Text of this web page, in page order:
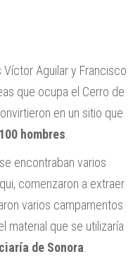
Víctor Aguilar y Francisco
que ocupa el Cerro de
en un sitio que
100 hombres
encontraban varios
comenzaron a extraer
varios campamentos
material que se utilizaría
de Sonora